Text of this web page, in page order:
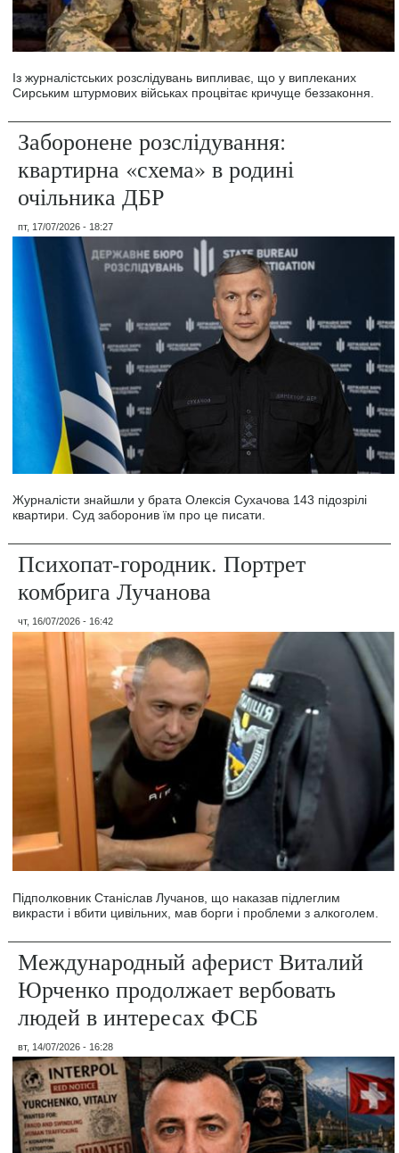
Із журналістських розслідувань випливає, що у виплеканих
Сирським штурмових військах процвітає кричуще беззаконня.
Заборонене розслідування:
квартирна «схема» в родині
очільника ДБР
пт, 17/07/2026 - 18:27
Журналісти знайшли у брата Олексія Сухачова 143 підозрілі
квартири. Суд заборонив їм про це писати.
Психопат-городник. Портрет
комбрига Лучанова
чт, 16/07/2026 - 16:42
Підполковник Станіслав Лучанов, що наказав підлеглим
викрасти і вбити цивільних, мав борги і проблеми з алкоголем.
Международный аферист Виталий
Юрченко продолжает вербовать
людей в интересах ФСБ
вт, 14/07/2026 - 16:28